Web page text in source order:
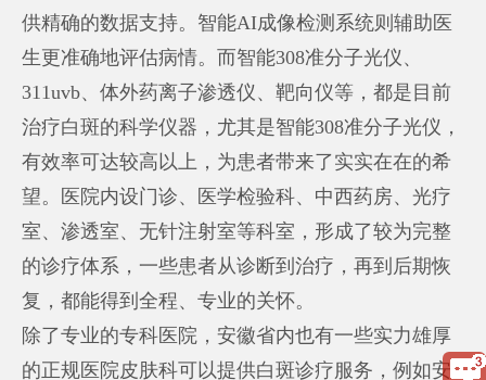
供精确的数据支持。智能AI成像检测系统则辅助医
生更准确地评估病情。而智能308准分子光仪、
311uvb、体外药离子渗透仪、靶向仪等，都是目前
治疗白斑的科学仪器，尤其是智能308准分子光仪，
有效率可达较高以上，为患者带来了实实在在的希
望。医院内设门诊、医学检验科、中西药房、光疗
室、渗透室、无针注射室等科室，形成了较为完整
的诊疗体系，一些患者从诊断到治疗，再到后期恢
复，都能得到全程、专业的关怀。
除了专业的专科医院，安徽省内也有一些实力雄厚
的正规医院皮肤科可以提供白斑诊疗服务，例如安